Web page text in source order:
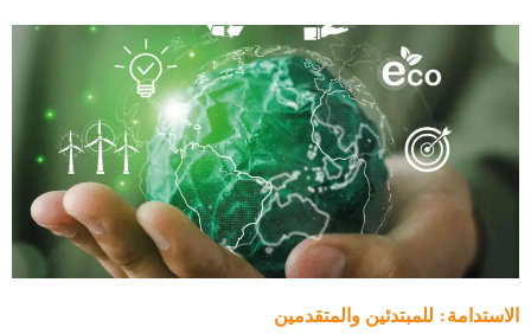
الاستدامة: للمبتدئين والمتقدمين